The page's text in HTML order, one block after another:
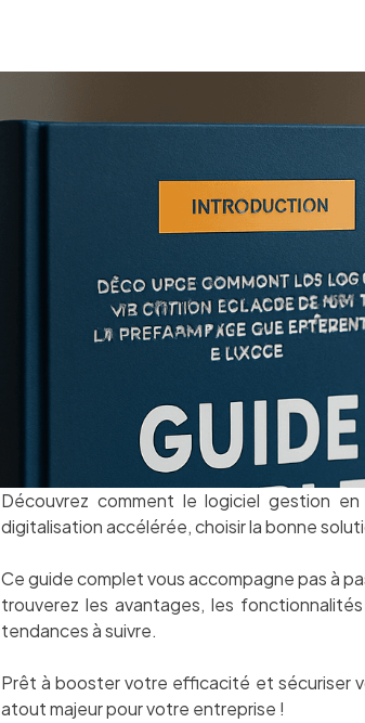
Découvrez comment le logiciel gestion
digitalisation accélérée, choisir la bonne
Ce guide complet vous accompagne pas à
trouverez les avantages, les
tendances à suivre.
Prêt à booster votre efficacité et sécuriser
atout majeur pour votre entreprise !